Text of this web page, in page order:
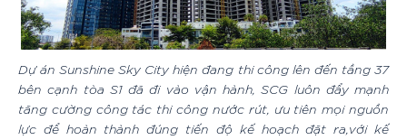
Dự án Sunshine Sky City hiện đang thi công lên đến tầng 37
bên cạnh tòa S1 đã đi vào vận hành, SCG luôn đẩy mạnh
tăng cường công tác thi công nước rút, ưu tiên mọi nguồn
lực để hoàn thành đúng tiến độ kế hoạch đặt ra,với kế